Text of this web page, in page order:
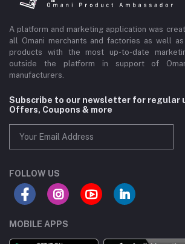
A platform and marketing application was
all Omani merchants and factories as well
products with the most up-to-date
outside the platform in support of
manufacturers.
Subscribe to our newsletter for regular
Offers, Coupons & more
FOLLOW US
MOBILE APPS